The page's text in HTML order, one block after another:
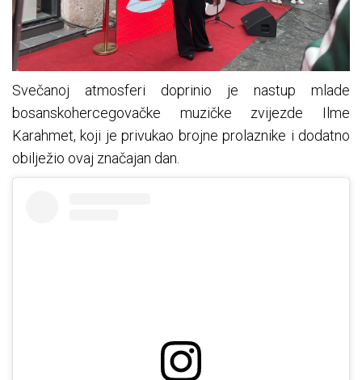
Svečanoj atmosferi doprinio je nastup mlade
bosanskohercegovačke muzičke zvijezde Ilme
Karahmet, koji je privukao brojne prolaznike i dodatno
obilježio ovaj značajan dan.